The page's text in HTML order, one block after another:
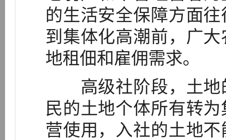
的生活安全保障方面
到集体化高潮前，广
地租佃和雇佣需求。
高级社阶段，土地
民的土地个体所有转
营使用，入社的土地